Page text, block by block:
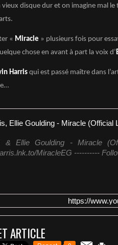
disque dur et on imagine mal
« Miracle » plusieurs fois pour
chose en avant à part la voix d’
Harrisqui est passé maître dans
& Ellie Goulding - Miracle
MiracleEG ----------
https://
ARTICLE